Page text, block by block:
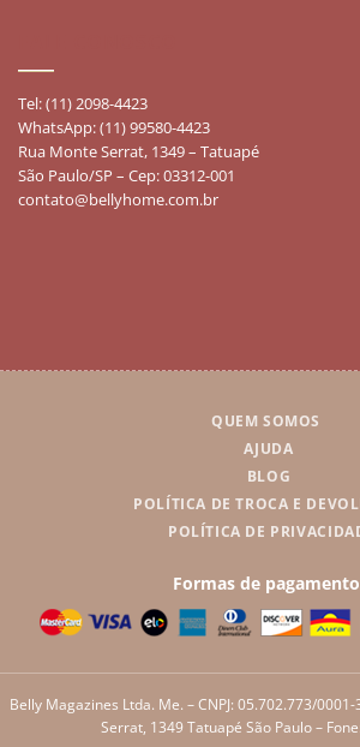
Tel: (11) 2098-4423
WhatsApp: (11) 99580-4423
Rua Monte Serrat, 1349 – Tatuapé
São Paulo/SP – Cep: 03312-001
contato@bellyhome.com.br
Formas de
QUEM SOMOS
AJUDA
BLOG
POLÍTICA DE TROCA E
POLÍTICA DE
Belly Magazines Ltda. Me. – CNPJ: 05.702.773/
Serrat, 1349 Tatuapé São Paulo –